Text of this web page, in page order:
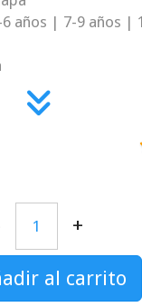
años | 7-9 años |
+
al carrito